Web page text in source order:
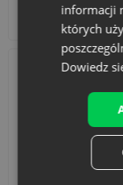
Akcesoria i
informacji
których
Dowiedz